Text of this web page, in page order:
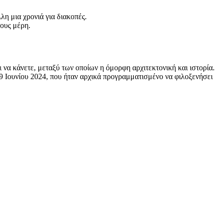
μια χρονιά για διακοπές.
μέρη.
κάνετε, μεταξύ των οποίων η όμορφη αρχιτεκτονική και ιστορία.
2024, που ήταν αρχικά προγραμματισμένο να φιλοξενήσει